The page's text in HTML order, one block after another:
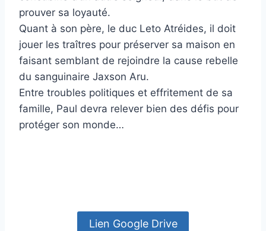
prouver sa loyauté.
Quant à son père, le duc Leto Atréides, il doit
jouer les traîtres pour préserver sa maison en
faisant semblant de rejoindre la cause rebelle
du sanguinaire Jaxson Aru.
Entre troubles politiques et effritement de sa
famille, Paul devra relever bien des défis pour
protéger son monde…
Lien Google Drive